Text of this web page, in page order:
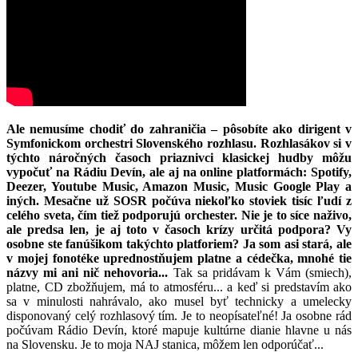
Ale nemusíme chodiť do zahraničia – pôsobíte ako dirigent v
Symfonickom orchestri Slovenského rozhlasu. Rozhlasákov si v
týchto náročných časoch priaznivci klasickej hudby môžu
vypočuť na Rádiu Devín, ale aj na online platformách: Spotify,
Deezer, Youtube Music, Amazon Music, Music Google Play a
iných. Mesačne už SOSR počúva niekoľko stoviek tisíc ľudí z
celého sveta, čím tiež podporujú orchester. Nie je to síce naživo,
ale predsa len, je aj toto v časoch krízy určitá podpora? Vy
osobne ste fanúšikom takýchto platforiem? Ja som asi stará, ale
v mojej fonotéke uprednostňujem platne a cédečka, mnohé tie
názvy mi ani nič nehovoria... Tak sa pridávam k Vám (smiech),
platne, CD zbožňujem, má to atmosféru... a keď si predstavím ako
sa v minulosti nahrávalo, ako musel byť technicky a umelecky
disponovaný celý rozhlasový tím. Je to neopísateľné! Ja osobne rád
počúvam Rádio Devín, ktoré mapuje kultúrne dianie hlavne u nás
na Slovensku. Je to moja NAJ stanica, môžem len odporúčať...